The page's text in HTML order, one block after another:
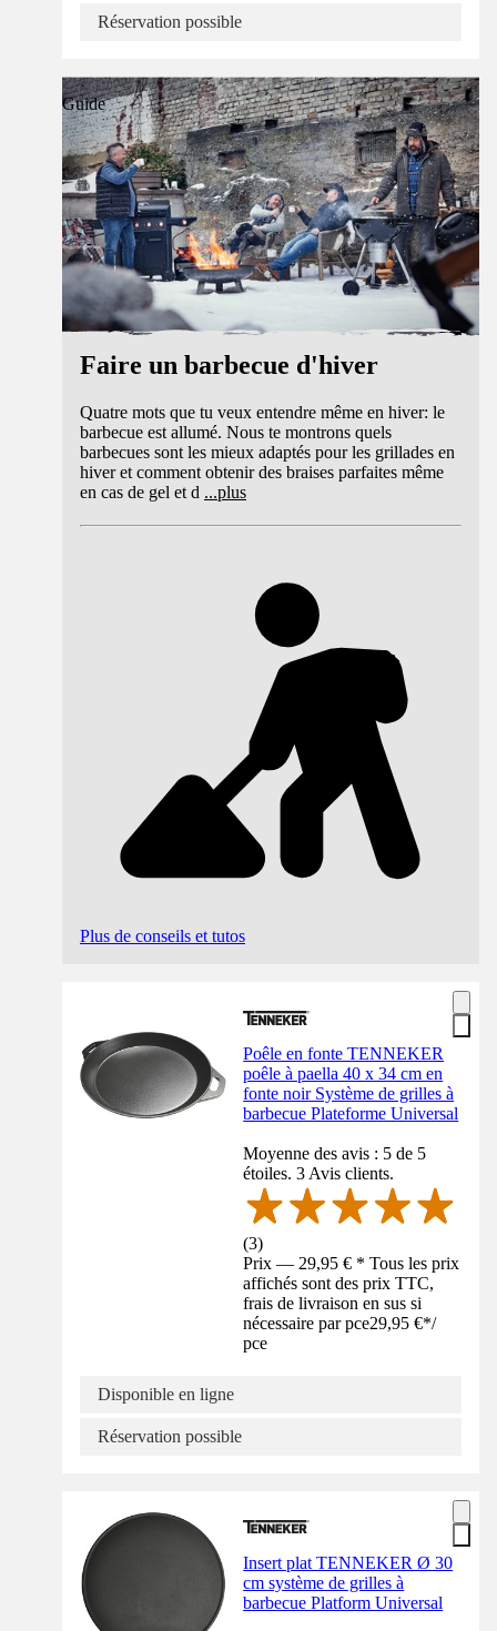
Réservation possible
Guide
Faire un barbecue d'hiver
Quatre mots que tu veux entendre même en hiver: le
barbecue est allumé. Nous te montrons quels
barbecues sont les mieux adaptés pour les grillades en
hiver et comment obtenir des braises parfaites même
en cas de gel et d ...plus
Plus de conseils et tutos
Poêle en fonte TENNEKER
poêle à paella 40 x 34 cm en
fonte noir Système de grilles à
barbecue Plateforme Universal
Moyenne des avis : 5 de 5
étoiles. 3 Avis clients.
(3)
Prix — 29,95 € * Tous les prix
affichés sont des prix TTC,
frais de livraison en sus si
nécessaire par pce29,95 €*/
pce
Disponible en ligne
Réservation possible
Insert plat TENNEKER Ø 30
cm système de grilles à
barbecue Platform Universal